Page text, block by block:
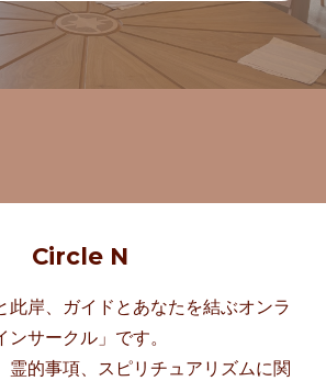
Circle N
此岸、ガイドとあなたを結ぶオンラ
ンサークル」です。
霊的事項、スピリチュアリズムに関